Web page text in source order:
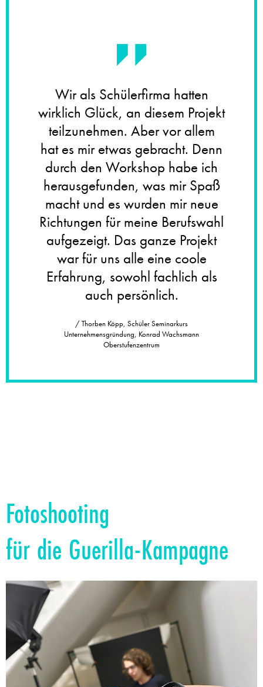
Wir als Schülerfirma hatten
wirklich Glück, an diesem Projekt
teilzunehmen. Aber vor allem
hat es mir etwas gebracht. Denn
durch den Workshop habe ich
herausgefunden, was mir Spaß
macht und es wurden mir neue
Richtungen für meine Berufswahl
aufgezeigt. Das ganze Projekt
war für uns alle eine coole
Erfahrung, sowohl fachlich als
auch persönlich.
/ Thorben Köpp, Schüler Seminarkurs
Unternehmensgründung, Konrad Wachsmann
Oberstufenzentrum
Fotoshooting
für die Guerilla-Kampagne